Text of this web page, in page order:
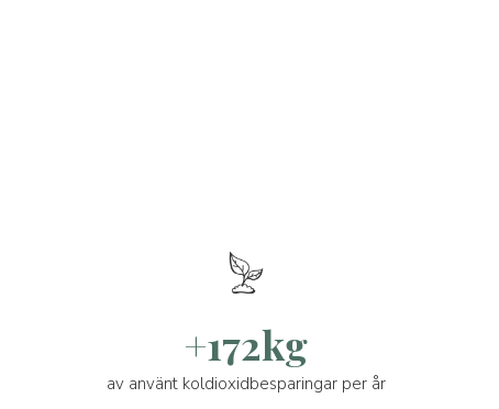
+172kg
av använt koldioxidbesparingar per år